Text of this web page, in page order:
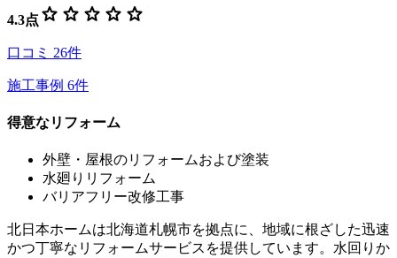
4.3点 star star star star star
口コミ 26件
施工事例 6件
得意なリフォーム
外壁・屋根のリフォームおよび塗装
水廻りリフォーム
バリアフリー改修工事
北日本ホームは北海道札幌市を拠点に、地域に根ざした迅速
かつ丁寧なリフォームサービスを提供しています。水回りか